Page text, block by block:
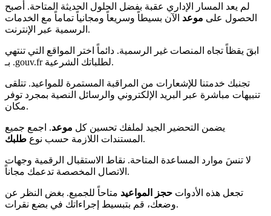
لم يعد المسار الإداري عقبة بفضل الحلول الحديثة المتاحة. أصبح
الحصول على موعد الآن بسيطاً وسريعاً ومجانياً تماماً مع الخدمات
الرسمية عبر الإنترنت.
ابقَ يقظاً تجاه المنصات غير الرسمية. دائماً اختر المواقع التي تنتهي
بـ .gouv.fr لطلباتك الشرعية.
تجنبك خدمتنا للإشعارات من المراقبة المستمرة للمواعيد. تتلقى
تنبيهات مباشرة عبر البريد الإلكتروني والرسائل النصية بمجرد توفر
مكان.
يضمن التحضير الجيد لملفك تحسين كل موعد. اجمع جميع
المستندات اللازمة حسب نوع طلبك .
لا تنسَ موارد المساعدة المتاحة. نقاط الاستقبال الرقمية وجهات
الاتصال المخصصة تدعمك مجاناً.
تجعل هذه الأدوات حجز المواعيد متاحاً للجميع. بغض النظر عن
وضعك، قم بتبسيط إجراءاتك في بضع نقرات.